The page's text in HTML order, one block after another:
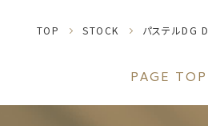
TOP STOCK パステルDG DhetVPI
PAGE TOP